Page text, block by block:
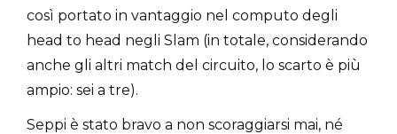
così portato in vantaggio nel computo degli
head to head negli Slam (in totale, considerando
anche gli altri match del circuito, lo scarto è più
ampio: sei a tre).
Seppi è stato bravo a non scoraggiarsi mai, né